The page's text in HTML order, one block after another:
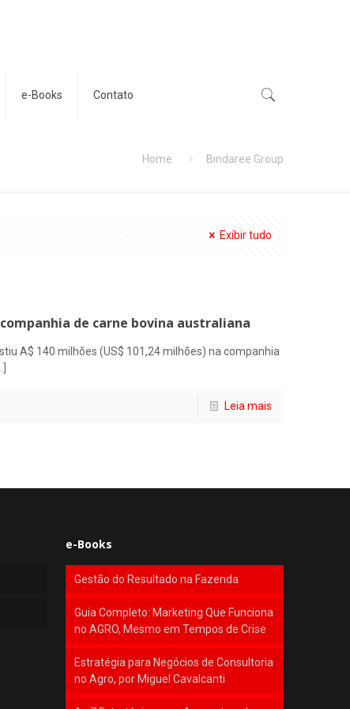
e-Books Contato
Home Bindaree Group
Exibir tudo
de carne bovina australiana
A$ 140 milhões (US$ 101,24 milhões) na companhia
Leia mais
e-Books
Gestão do Resultado na Fazenda
Guia Completo: Marketing Que Funciona
no AGRO, Mesmo em Tempos de Crise
Estratégia para Negócios de Consultoria
no Agro, por Miguel Cavalcanti